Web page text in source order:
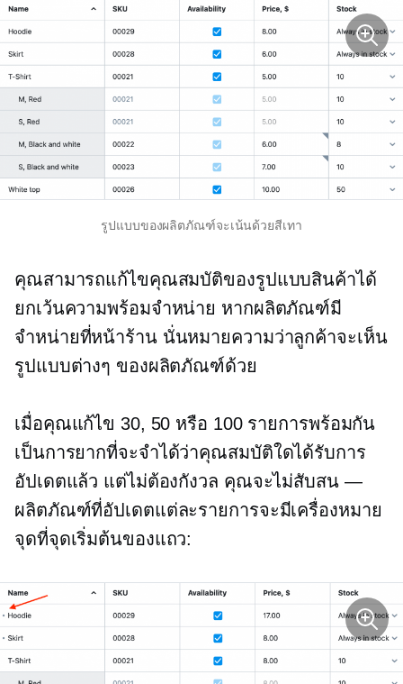
รูปแบบของผลิตภัณฑ์จะเน้นด้วยสีเทา
คุณสามารถแก้ไขคุณสมบัติของรูปแบบสินค้าได้
ยกเว้นความพร้อมจำหน่าย หากผลิตภัณฑ์มี
จำหน่ายที่หน้าร้าน นั่นหมายความว่าลูกค้าจะเห็น
รูปแบบต่างๆ ของผลิตภัณฑ์ด้วย
เมื่อคุณแก้ไข 30, 50 หรือ 100 รายการพร้อมกัน
เป็นการยากที่จะจำได้ว่าคุณสมบัติใดได้รับการ
อัปเดตแล้ว แต่ไม่ต้องกังวล คุณจะไม่สับสน —
ผลิตภัณฑ์ที่อัปเดตแต่ละรายการจะมีเครื่องหมาย
จุดที่จุดเริ่มต้นของแถว: